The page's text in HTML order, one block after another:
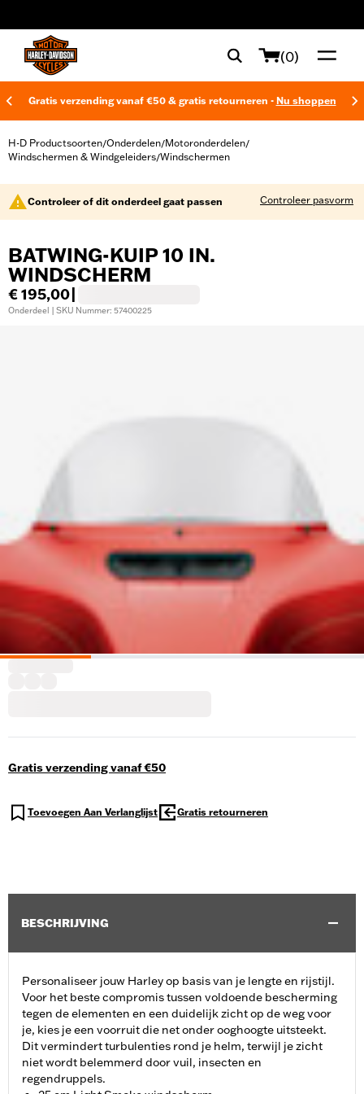
(0)
Gratis verzending vanaf €50 & gratis retourneren - Nu shoppen
H-D Productsoorten/Onderdelen/Motoronderdelen/
Windschermen & Windgeleiders/Windschermen
Controleer of dit onderdeel gaat passen Controleer pasvorm
BATWING-KUIP 10 IN.
WINDSCHERM
€ 195,00
Onderdeel | SKU Nummer: 57400225
Gratis verzending vanaf €50
Toevoegen Aan Verlanglijst Gratis retourneren
BESCHRIJVING
Personaliseer jouw Harley op basis van je lengte en rijstijl.
Voor het beste compromis tussen voldoende bescherming
tegen de elementen en een duidelijk zicht op de weg voor
je, kies je een voorruit die net onder ooghoogte uitsteekt.
Dit vermindert turbulenties rond je helm, terwijl je zicht
niet wordt belemmerd door vuil, insecten en
regendruppels.